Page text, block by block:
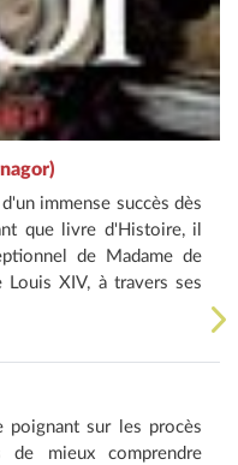
immense succès dès
que livre d'Histoire, il
de Madame de
Louis XIV, à travers ses
poignant sur les procès
mieux comprendre